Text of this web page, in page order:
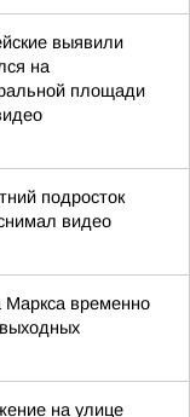
выявили
на
площади
подросток
видео
Маркса временно
на улице